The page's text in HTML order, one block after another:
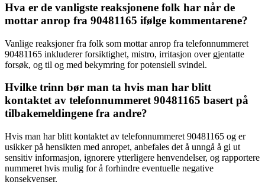
Hva er de vanligste reaksjonene folk har når de
mottar anrop fra 90481165 ifølge kommentarene?
Vanlige reaksjoner fra folk som mottar anrop fra telefonnummeret
90481165 inkluderer forsiktighet, mistro, irritasjon over gjentatte
forsøk, og til og med bekymring for potensiell svindel.
Hvilke trinn bør man ta hvis man har blitt
kontaktet av telefonnummeret 90481165 basert på
tilbakemeldingene fra andre?
Hvis man har blitt kontaktet av telefonnummeret 90481165 og er
usikker på hensikten med anropet, anbefales det å unngå å gi ut
sensitiv informasjon, ignorere ytterligere henvendelser, og rapportere
nummeret hvis mulig for å forhindre eventuelle negative
konsekvenser.